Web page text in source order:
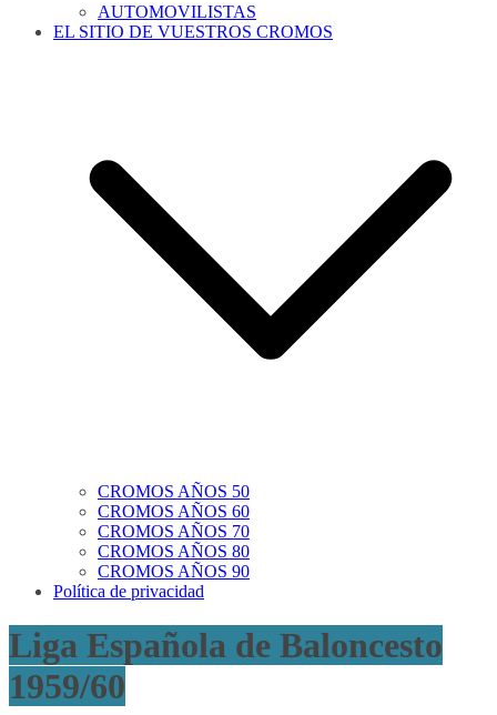
AUTOMOVILISTAS
EL SITIO DE VUESTROS CROMOS
CROMOS AÑOS 50
CROMOS AÑOS 60
CROMOS AÑOS 70
CROMOS AÑOS 80
CROMOS AÑOS 90
Política de privacidad
Liga Española de Baloncesto
1959/60